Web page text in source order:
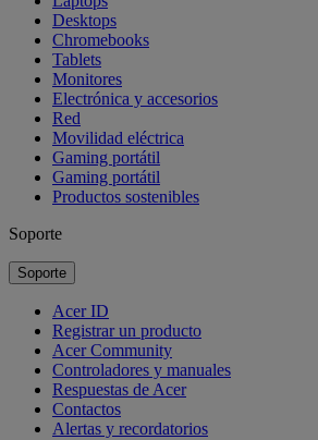
Desktops
Chromebooks
Tablets
Monitores
Electrónica y accesorios
Red
Movilidad eléctrica
Gaming portátil
Gaming portátil
Productos sostenibles
Soporte
Soporte
Acer ID
Registrar un producto
Acer Community
Controladores y manuales
Respuestas de Acer
Contactos
Alertas y recordatorios